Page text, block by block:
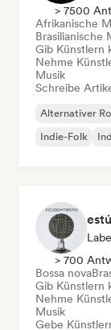
> 7500
Afrikanische
Brasilianische
Gib Künstlern
Nehme
Musik
Schreibe
Alternativer
Indie-Folk
> 700
Bossa nova
Gib Künstlern
Nehme
Musik
Gebe